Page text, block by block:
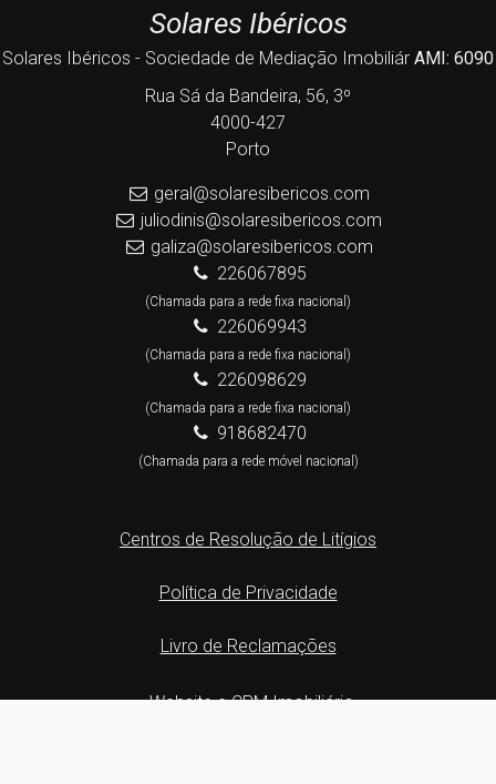
Solares Ibéricos
Solares Ibéricos - Sociedade de Mediação Imobiliár AMI: 6090
Rua Sá da Bandeira, 56, 3º
4000-427
Porto
geral@solaresibericos.com
juliodinis@solaresibericos.com
galiza@solaresibericos.com
226067895
(Chamada para a rede fixa nacional)
226069943
(Chamada para a rede fixa nacional)
226098629
(Chamada para a rede fixa nacional)
918682470
(Chamada para a rede móvel nacional)
Centros de Resolução de Litígios
Política de Privacidade
Livro de Reclamações
Website e CRM Imobiliário